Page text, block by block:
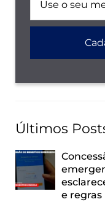
Últimos
e regras